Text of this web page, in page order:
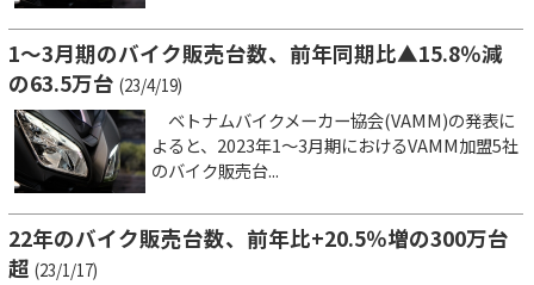
1～3月期のバイク販売台数、前年同期比▲15.8％減
の63.5万台 (23/4/19)
ベトナムバイクメーカー協会(VAMM)の発表に
よると、2023年1～3月期におけるVAMM加盟5社
のバイク販売台...
22年のバイク販売台数、前年比+20.5％増の300万台
超 (23/1/17)